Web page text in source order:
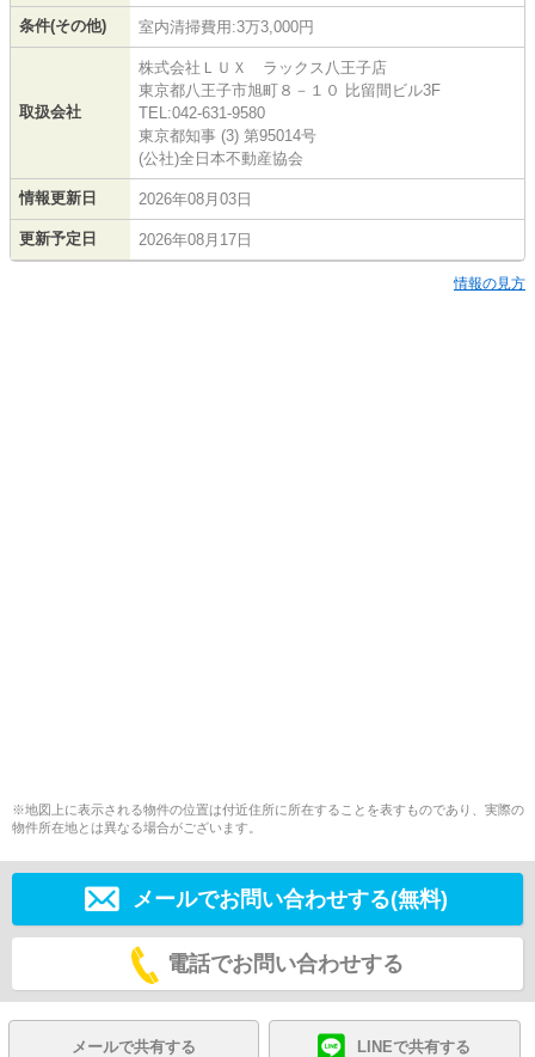
条件(その他) 室内清掃費用:3万3,000円
取扱会社
株式会社ＬＵＸ ラックス八王子店
東京都八王子市旭町８－１０ 比留間ビル3F
TEL:042-631-9580
東京都知事 (3) 第95014号
(公社)全日本不動産協会
情報更新日 2026年08月03日
更新予定日 2026年08月17日
情報の見方
※地図上に表示される物件の位置は付近住所に所在することを表すものであり、実際の
物件所在地とは異なる場合がございます。
メールでお問い合わせする(無料)
電話でお問い合わせする
メールで共有する LINEで共有する